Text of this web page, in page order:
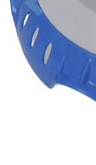
Předchozí